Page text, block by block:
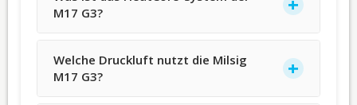
M17 G3?
Welche Druckluft nutzt die Milsig
M17 G3?